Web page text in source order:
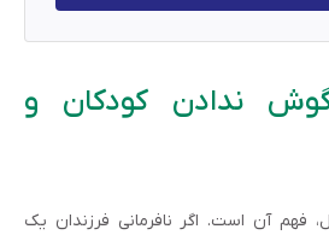
ندادن کودکان و
فهم آن است. اگر نافرمانی فرزندان یک